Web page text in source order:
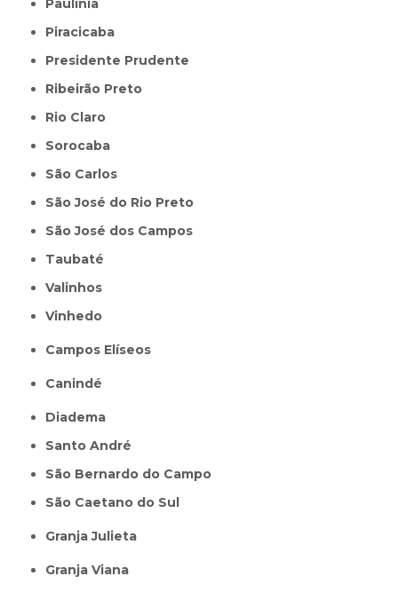
Paulínia
Piracicaba
Presidente Prudente
Ribeirão Preto
Rio Claro
Sorocaba
São Carlos
São José do Rio Preto
São José dos Campos
Taubaté
Valinhos
Vinhedo
Campos Elíseos
Canindé
Diadema
Santo André
São Bernardo do Campo
São Caetano do Sul
Granja Julieta
Granja Viana